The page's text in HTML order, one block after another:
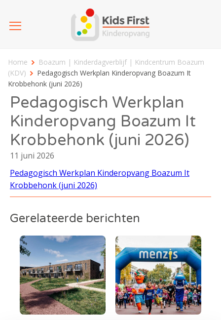
Home
Boazum | Kinderdagverblijf | Kindcentrum Boazum
(KDV)
Pedagogisch Werkplan Kinderopvang Boazum It
Krobbehonk (juni 2026)
Pedagogisch Werkplan
Kinderopvang Boazum It
Krobbehonk (juni 2026)
11 juni 2026
Pedagogisch Werkplan Kinderopvang Boazum It
Krobbehonk (juni 2026)
Gerelateerde berichten